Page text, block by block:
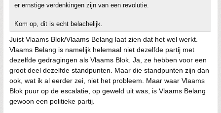
er ernstige verdenkingen zijn van een revolutie.
Kom op, dit is echt belachelijk.
Juist Vlaams Blok/Vlaams Belang laat zien dat het wel werkt.
Vlaams Belang is namelijk helemaal niet dezelfde partij met
dezelfde gedragingen als Vlaams Blok. Ja, ze hebben voor een
groot deel dezelfde standpunten. Maar die standpunten zijn dan
ook, wat ik al eerder zei, niet het probleem. Maar waar Vlaams
Blok puur op de escalatie, op geweld uit was, is Vlaams Belang
gewoon een politieke partij.